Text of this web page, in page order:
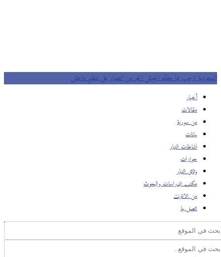
السعودية ترحب بما حققه الجيش الحر من انتصار على تنظيم داعش
أخبار
مقالات
من سورية
بيانات
نشاطات التيار
حوارات
وثائق التيار
مكتب الدراسات والبحوث
من الانترنت
اتصل بنا